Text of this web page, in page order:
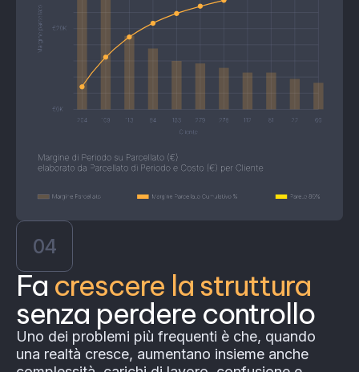
04
Fa crescere la struttura
senza perdere controllo
Uno dei problemi più frequenti è che, quando
una realtà cresce, aumentano insieme anche